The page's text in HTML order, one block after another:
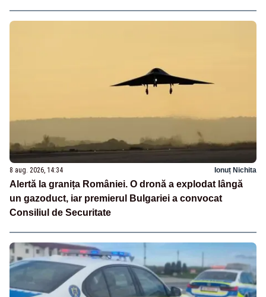
8 aug. 2026, 14:34 Ionuț Nichita
Alertă la granița României. O dronă a explodat lângă
un gazoduct, iar premierul Bulgariei a convocat
Consiliul de Securitate